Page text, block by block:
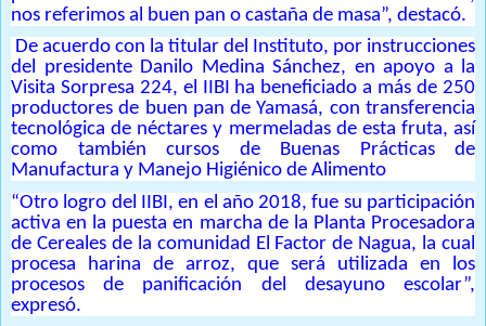
nos referimos al buen pan o castaña de masa”, destacó.
De acuerdo con la titular del Instituto, por instrucciones
del presidente Danilo Medina Sánchez, en apoyo a la
Visita Sorpresa 224, el IIBI ha beneficiado a más de 250
productores de buen pan de Yamasá, con transferencia
tecnológica de néctares y mermeladas de esta fruta, así
como también cursos de Buenas Prácticas de
Manufactura y Manejo Higiénico de Alimento
“Otro logro del IIBI, en el año 2018, fue su participación
activa en la puesta en marcha de la Planta Procesadora
de Cereales de la comunidad El Factor de Nagua, la cual
procesa harina de arroz, que será utilizada en los
procesos de panificación del desayuno escolar”,
expresó.